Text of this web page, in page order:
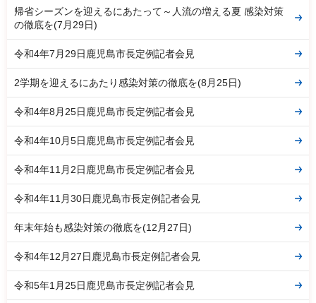
帰省シーズンを迎えるにあたって～人流の増える夏 感染対策
の徹底を(7月29日)
令和4年7月29日鹿児島市長定例記者会見
2学期を迎えるにあたり感染対策の徹底を(8月25日)
令和4年8月25日鹿児島市長定例記者会見
令和4年10月5日鹿児島市長定例記者会見
令和4年11月2日鹿児島市長定例記者会見
令和4年11月30日鹿児島市長定例記者会見
年末年始も感染対策の徹底を(12月27日)
令和4年12月27日鹿児島市長定例記者会見
令和5年1月25日鹿児島市長定例記者会見